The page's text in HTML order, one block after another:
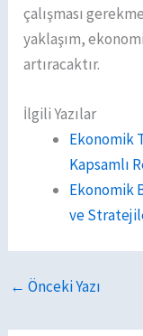
çalışması
yaklaşım,
artıracaktır.
İlgili Yazılar
Ekonomik
Kapsamlı
Ekonomik
ve
← Önceki Yazı